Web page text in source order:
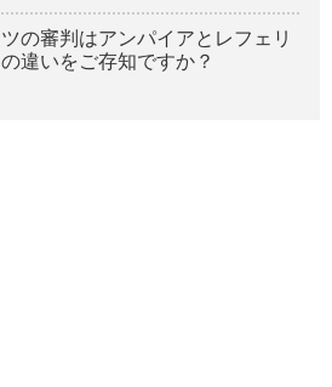
の審判はアンパイアとレフェリ
違いをご存知ですか？